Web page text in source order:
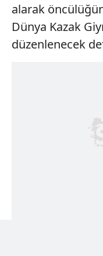
alarak
Dünya Kazak
düzenlenecek